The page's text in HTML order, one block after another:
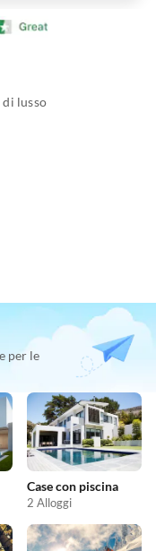
lusso
per le
Case con piscina
2 Alloggi